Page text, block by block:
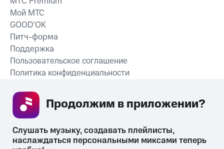
СКАЧАТЬ ПРИЛОЖЕНИЕ
Мой МТС
GOOD’OK
Питч-форма
Поддержка
Пользовательское соглашение
Политика конфиденциальности
Слушать музыку, создавать плейлисты,
наслаждаться персональными миксами теперь